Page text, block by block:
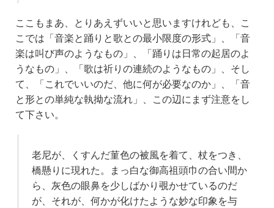
ここもまあ、とりあえずいいと思いますけれども、こ
こでは「音楽と踊りと歌との最小限度の形式」、「音
楽は叫び声のようなもの」、「踊りは日常の起居のよ
うなもの」、「歌は祈りの連続のようなもの」、そし
て、「これでいいのだ、他に何が必要なのか」、「音
と形との単純な執拗な流れ」、この辺にまず注意をし
て下さい。
老尼が、くすんだ菫色の被風を着て、杖をつき、
橋懸りに現れた。まっ白な御高祖頭巾の合い間か
ら、灰色の眼鼻を少しばかり覗かせているのだ
が、それが、何かが化けたような妙な印象を与